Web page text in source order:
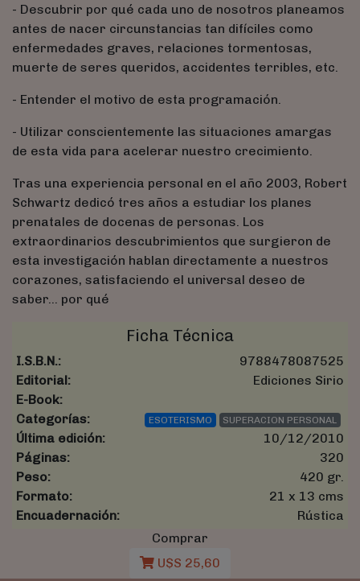
- Descubrir por qué cada uno de nosotros planeamos
antes de nacer circunstancias tan difíciles como
enfermedades graves, relaciones tormentosas,
muerte de seres queridos, accidentes terribles, etc.
- Entender el motivo de esta programación.
- Utilizar conscientemente las situaciones amargas
de esta vida para acelerar nuestro crecimiento.
Tras una experiencia personal en el año 2003, Robert
Schwartz dedicó tres años a estudiar los planes
prenatales de docenas de personas. Los
extraordinarios descubrimientos que surgieron de
esta investigación hablan directamente a nuestros
corazones, satisfaciendo el universal deseo de
saber... por qué
Ficha Técnica
I.S.B.N.:
9788478087525
Editorial:
Ediciones Sirio
E-Book:
Categorías:
ESOTERISMO SUPERACION PERSONAL
Última edición:
10/12/2010
Páginas:
320
Peso:
420 gr.
Formato:
21 x 13 cms
Encuadernación:
Rústica
Comprar
U$S 25,60